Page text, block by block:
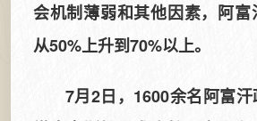
会机制薄弱和其他因素，阿
从50%上升到70%以上。
7月2日，1600余名阿富